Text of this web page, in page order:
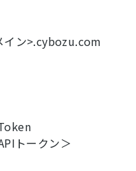
ン>.cybozu.com
トークン＞